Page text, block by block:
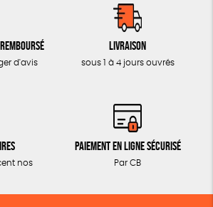
d'avis
Livraison
sous 1 à 4 jours ouvrés
nos
Paiement en ligne sécurisé
Par CB